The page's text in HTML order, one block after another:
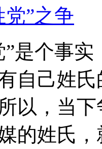
”之争
”是个事
自己姓
以，当
的姓氏